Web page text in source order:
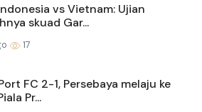
vs Vietnam: Ujian
skuad Gar...
17
FC 2-1, Persebaya melaju ke
Pr...